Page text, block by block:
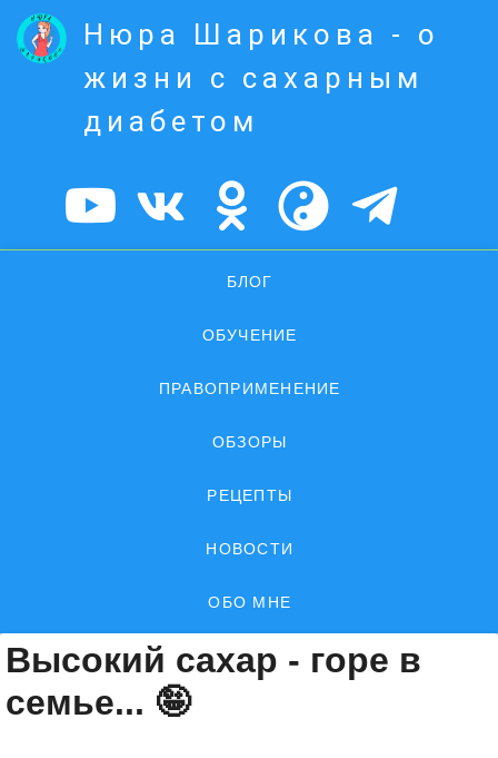
Нюра Шарикова - о
жизни с сахарным
диабетом
БЛОГ
ОБУЧЕНИЕ
ПРАВОПРИМЕНЕНИЕ
ОБЗОРЫ
РЕЦЕПТЫ
НОВОСТИ
ОБО МНЕ
Высокий сахар - горе в
семье... 🤪